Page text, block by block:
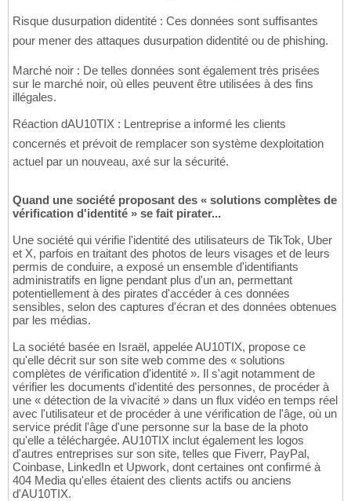
Risque dusurpation didentité : Ces données sont suffisantes
pour mener des attaques dusurpation didentité ou de phishing.
Marché noir : De telles données sont également très prisées
sur le marché noir, où elles peuvent être utilisées à des fins
illégales.
Réaction dAU10TIX : Lentreprise a informé les clients
concernés et prévoit de remplacer son système dexploitation
actuel par un nouveau, axé sur la sécurité.
Quand une société proposant des « solutions complètes de
vérification d'identité » se fait pirater...
Une société qui vérifie l'identité des utilisateurs de TikTok, Uber
et X, parfois en traitant des photos de leurs visages et de leurs
permis de conduire, a exposé un ensemble d'identifiants
administratifs en ligne pendant plus d'un an, permettant
potentiellement à des pirates d'accéder à ces données
sensibles, selon des captures d'écran et des données obtenues
par les médias.
La société basée en Israël, appelée AU10TIX, propose ce
qu'elle décrit sur son site web comme des « solutions
complètes de vérification d'identité ». Il s'agit notamment de
vérifier les documents d'identité des personnes, de procéder à
une « détection de la vivacité » dans un flux vidéo en temps réel
avec l'utilisateur et de procéder à une vérification de l'âge, où un
service prédit l'âge d'une personne sur la base de la photo
qu'elle a téléchargée. AU10TIX inclut également les logos
d'autres entreprises sur son site, telles que Fiverr, PayPal,
Coinbase, LinkedIn et Upwork, dont certaines ont confirmé à
404 Media qu'elles étaient des clients actifs ou anciens
d'AU10TIX.